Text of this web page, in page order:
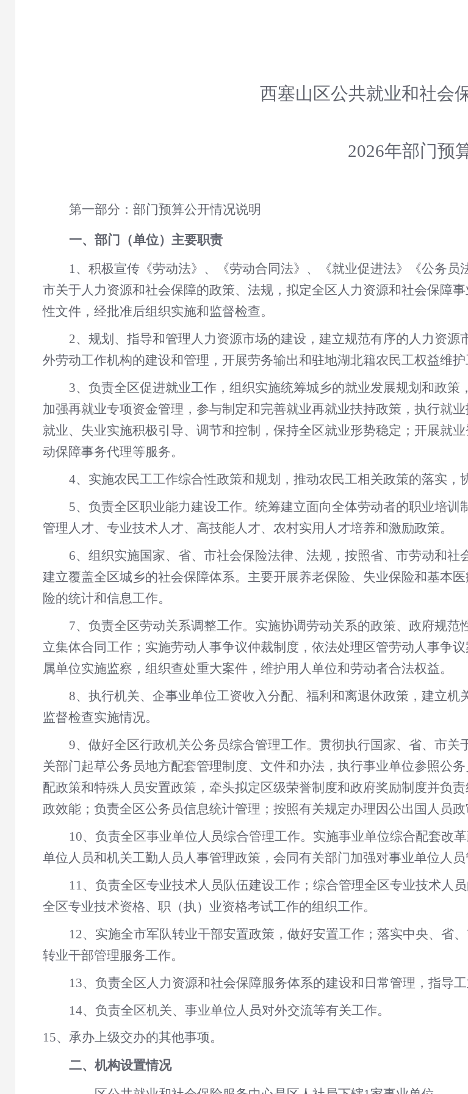
西塞山区公共就业和社会
2026年部门预
第一部分：部门预算公开情况说明
一、 部门（单位）主要职责
1、积极宣传《劳动法》、《劳动合同法》、《就业促进法》《公务员
市关于人力资源和社会保障的政策、法规，拟定全区人力资源和社会保障
性文件，经批准后组织实施和监督检查。
2、规划、指导和管理人力资源市场的建设，建立规范有序的人力资
外劳动工作机构的建设和管理，开展劳务输出和驻地湖北籍农民工权益维护
3、负责全区促进就业工作，组织实施统筹城乡的就业发展规划和政策
加强再就业专项资金管理，参与制定和完善就业再就业扶持政策，执行就
就业、失业实施积极引导、调节和控制，保持全区就业形势稳定；开展就
动保障事务代理等服务。
4、实施农民工工作综合性政策和规划，推动农民工相关政策的落实，
5、负责全区职业能力建设工作。统筹建立面向全体劳动者的职业培
管理人才、专业技术人才、高技能人才、农村实用人才培养和激励政策。
6、组织实施国家、省、市社会保险法律、法规，按照省、市劳动和
建立覆盖全区城乡的社会保障体系。主要开展养老保险、失业保险和基本
险的统计和信息工作。
7、负责全区劳动关系调整工作。实施协调劳动关系的政策、政府规
立集体合同工作；实施劳动人事争议仲裁制度，依法处理区管劳动人事争
属单位实施监察，组织查处重大案件，维护用人单位和劳动者合法权益。
8、执行机关、企事业单位工资收入分配、福利和离退休政策，建立
监督检查实施情况。
9、做好全区行政机关公务员综合管理工作。贯彻执行国家、省、市
关部门起草公务员地方配套管理制度、文件和办法，执行事业单位参照公
配政策和特殊人员安置政策，牵头拟定区级荣誉制度和政府奖励制度并负
政效能；负责全区公务员信息统计管理；按照有关规定办理因公出国人员政
10、负责全区事业单位人员综合管理工作。实施事业单位综合配套改
单位人员和机关工勤人员人事管理政策，会同有关部门加强对事业单位人员
11、负责全区专业技术人员队伍建设工作；综合管理全区专业技术人
全区专业技术资格、职（执）业资格考试工作的组织工作。
12、实施全市军队转业干部安置政策，做好安置工作；落实中央、省
转业干部管理服务工作。
13、负责全区人力资源和社会保障服务体系的建设和日常管理，指导
14、负责全区机关、事业单位人员对外交流等有关工作。
15、承办上级交办的其他事项。
二、机构设置情况